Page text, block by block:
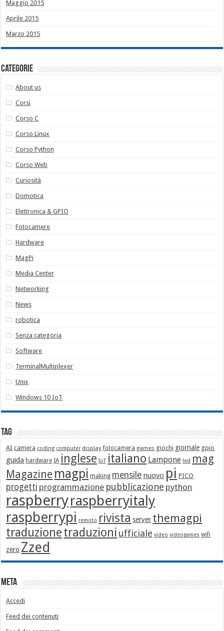
Maggio 2015
Aprile 2015
Marzo 2015
Categorie
About us
Corsi
Corso C
Corso Linux
Corso Python
Corso Web
Curiosità
Domotica
Elettronica & GPIO
Fotocamere
Hardware
MagPi
Media Center
Networking
News
robotica
Senza categoria
Software
TerminalMultiplexer
Unix
Windows 10 IoT
Tag
AI camera coding computer display fotocamera games giochi giornale gpio
guida hardware IA inglese IoT italiano Lampone led mag
Magazine magpi making mensile nuovo pi PICO
progetti programmazione pubblicazione python
raspberryraspberryitaly
raspberrypi remoto rivista server themagpi
traduzionetraduzioni ufficiale video videogames wifi
zero Zzed
Meta
Accedi
Feed dei contenuti